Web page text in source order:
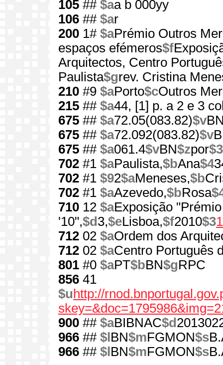
105 ## $aa b 000yy
106 ## $ar
200 1# $aPrémio Outros
espaços efémeros$f
Arquitectos, Centro
Paulista$grev. Cristina
210 #9 $aPorto$cOutros
215 ## $a44, [1] p. a 2 e 3
675 ## $a72.05(083.82)$v
675 ## $a72.092(083.82)$v
675 ## $a061.4$vBN$zpor$3
702 #1 $aPaulista,$bAna$4
702 #1 $92$aMeneses,$b
702 #1 $aAzevedo,$bRosa
710 12 $aExposição
'10",$d 3,$eLisboa,$f2010$3
712 02 $aOrdem dos
712 02 $aCentro Português
801 #0 $aPT$bBN$gRPC
856 41
$u http://
900 ## $aBIBNAC$d
966 ## $l BN$mFGMON$s
966 ## $l BN$mFGMON$s